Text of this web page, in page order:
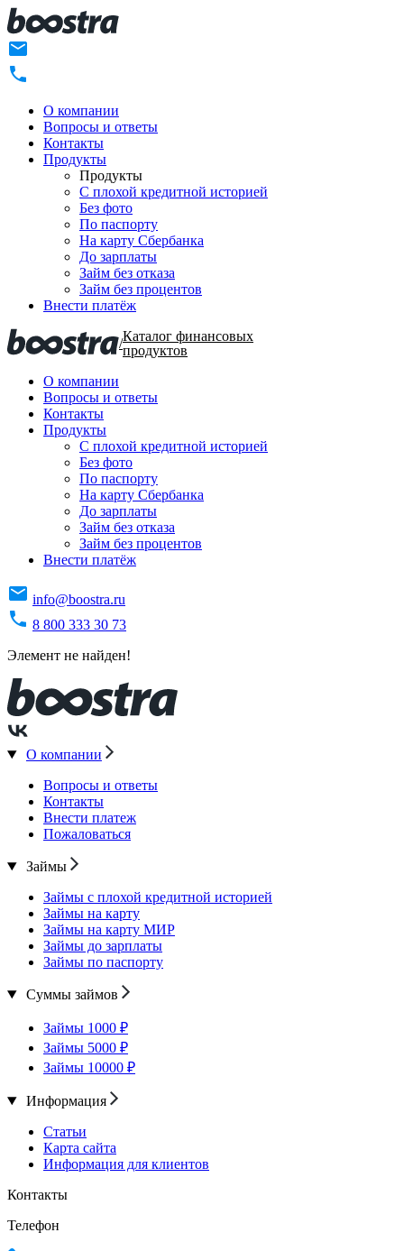
О компании
Вопросы и ответы
Контакты
Продукты
Продукты
C плохой кредитной историей
Без фото
По паспорту
На карту Сбербанка
До зарплаты
Займ без отказа
Займ без процентов
Внести платёж
/Каталог финансовых
продуктов
О компании
Вопросы и ответы
Контакты
Продукты
C плохой кредитной историей
Без фото
По паспорту
На карту Сбербанка
До зарплаты
Займ без отказа
Займ без процентов
Внести платёж
info@boostra.ru
8 800 333 30 73
Элемент не найден!
О компании
Вопросы и ответы
Контакты
Внести платеж
Пожаловаться
Займы
Займы с плохой кредитной историей
Займы на карту
Займы на карту МИР
Займы до зарплаты
Займы по паспорту
Суммы займов
Займы 1000 ₽
Займы 5000 ₽
Займы 10000 ₽
Информация
Статьи
Карта сайта
Информация для клиентов
Контакты
Телефон